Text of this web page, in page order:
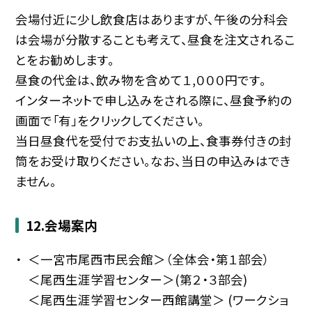
会場付近に少し飲食店はありますが、午後の分科会
は会場が分散することも考えて、昼食を注文されるこ
とをお勧めします。
昼食の代金は、飲み物を含めて１,０００円です。
インターネットで申し込みをされる際に、昼食予約の
画面で「有」をクリックしてください。
当日昼食代を受付でお支払いの上、食事券付きの封
筒をお受け取りください。なお、当日の申込みはでき
ません。
12.会場案内
＜一宮市尾西市民会館＞（全体会・第１部会）
＜尾西生涯学習センター＞(第２・３部会)
＜尾西生涯学習センター西館講堂＞ (ワークショ